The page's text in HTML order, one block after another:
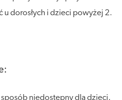
u dorosłych i dzieci powyżej 2.
niedostępny dla dzieci,